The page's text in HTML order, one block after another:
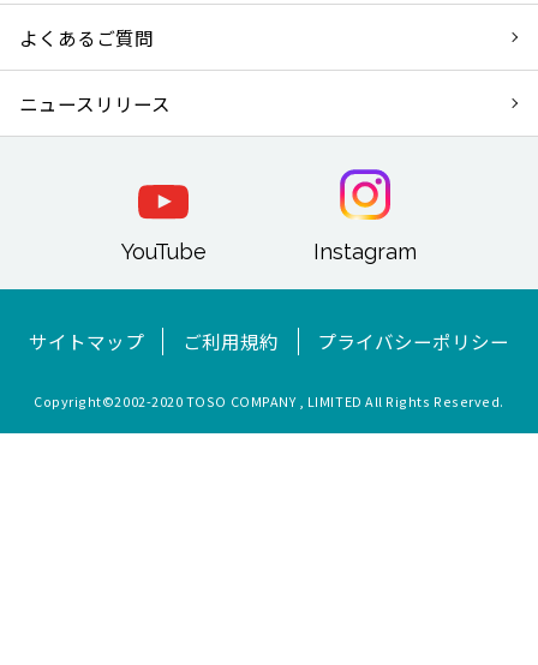
よくあるご質問
ニュースリリース
YouTube Instagram
サイトマップ ご利用規約 プライバシーポリシー
Copyright©︎2002-2020 TOSO COMPANY , LIMITED All Rights Reserved.